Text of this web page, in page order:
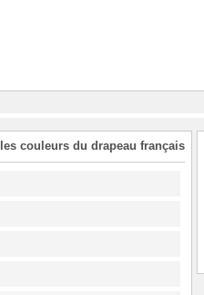
couleurs du drapeau français